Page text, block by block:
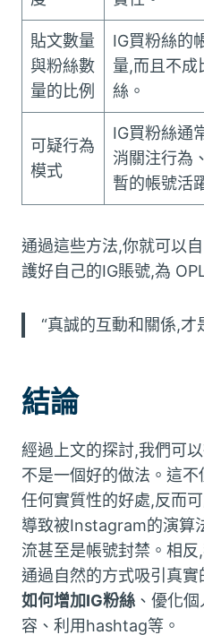
貼文數量
與粉絲數
量的比例
IG買粉絲的
量,而且不成
絲。
可疑行為
模式
IG買粉絲通
消關注行為
暫的帳號活
通過這些方法,你就可以
護好自己的IG賬號,為
“真誠的互動和關係,才
結論
經過上文的探討,我們可
不是一個好的做法。這
任何實質性的好處,反而
導致被Instagram的演算
流甚至是帳號封禁。相
通過自然的方式吸引真
如何增加IG粉絲 、優化
容、利用hashtag等。